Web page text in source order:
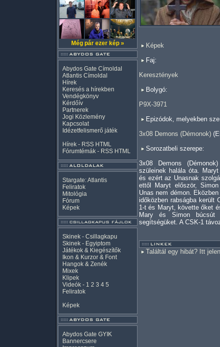
Még pár ezer kép »
Abydos Gate Címoldal
Atlantis Címoldal
Hírek
Keresés a hírekben
Vendégkönyv
Kérdőív
Partnerek
Jogi Közlemény
Kapcsolat
Idézetfelismerő játék
Hírek - RSS HTML
Fórumtémák - RSS HTML
Stargate: Atlantis
Feliratok
Mitológia
Fórum
Képek
Skinek - Csillagkapu
Skinek - Egyiptom
Játékok & Kiegészítők
Ikon & Kurzor & Font
Hangok & Zenék
Mixek
Klipek
Videók - 1 2 3 4 5
Feliratok
Képek
Abydos Gate GYIK
Bannercsere
Képek
Faj:
Keresztények
Bolygó:
P9X-3971
Epizódok, melyekben
3x08 Demons (Démonok)
Sorozatbeli szerepe:
3x08 Demons
szüleinek halála óta.
és ezért az Unasnak
ettől Maryt először,
Unas nem démon.
időközben rabságba került
1-t és Maryt, követte őket
Mary és Simon búcsút
segítségüket. A CSK-1
Találtál egy hibát? Itt